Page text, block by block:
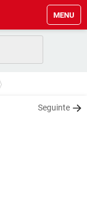
MENU
Seguinte